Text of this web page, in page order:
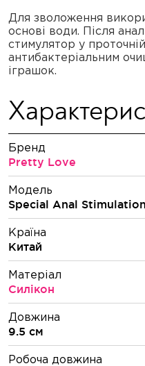
Для зволоження
основі води. Після
стимулятор у
антибактеріальним
іграшок.
Бренд
Pretty Love
Модель
Special Anal
Країна
Китай
Матеріал
Силікон
Довжина
9.5 см
Робоча довжина